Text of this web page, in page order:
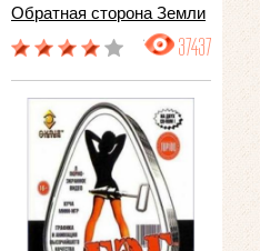
Обратная сторона Земли
37437